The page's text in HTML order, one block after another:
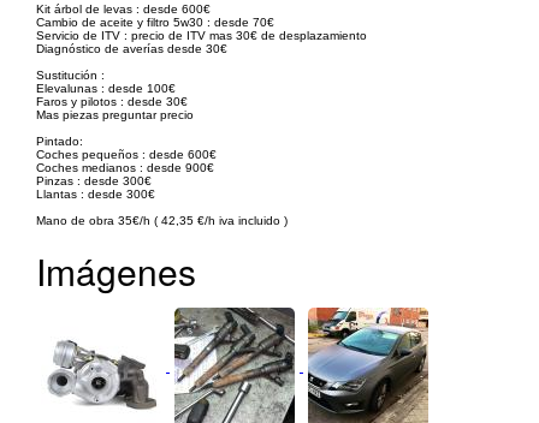
Kit árbol de levas : desde 600€
Cambio de aceite y filtro 5w30 : desde 70€
Servicio de ITV : precio de ITV mas 30€ de desplazamiento
Diagnóstico de averías desde 30€
Sustitución :
Elevalunas : desde 100€
Faros y pilotos : desde 30€
Mas piezas preguntar precio
Pintado:
Coches pequeños : desde 600€
Coches medianos : desde 900€
Pinzas : desde 300€
Llantas : desde 300€
Mano de obra 35€/h ( 42,35 €/h iva incluido )
Imágenes